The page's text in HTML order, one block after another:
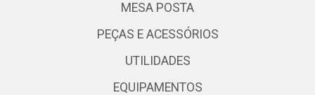
MESA POSTA
PEÇAS E ACESSÓRIOS
UTILIDADES
EQUIPAMENTOS